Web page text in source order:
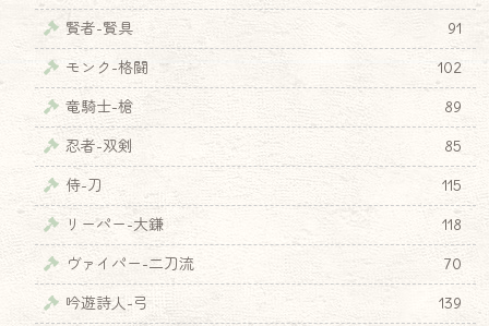
賢者-賢具
91
モンク-格闘
102
竜騎士-槍
89
忍者-双剣
85
侍-刀
115
リーパー-大鎌
118
ヴァイパー-二刀流
70
吟遊詩人-弓
139